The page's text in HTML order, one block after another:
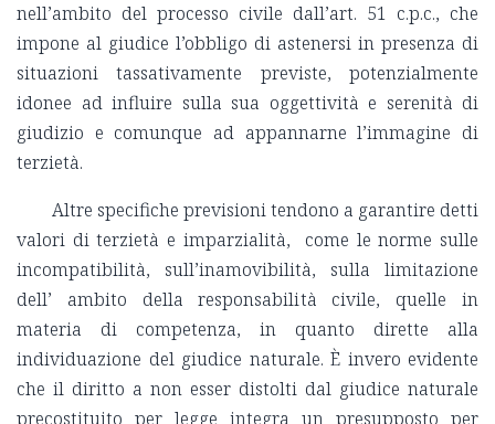
nell’ambito del processo civile dall’art. 51 c.p.c., che
impone al giudice l’obbligo di astenersi in presenza di
situazioni tassativamente previste, potenzialmente
idonee ad influire sulla sua oggettività e serenità di
giudizio e comunque ad appannarne l’immagine di
terzietà.
Altre specifiche previsioni tendono a garantire detti
valori di terzietà e imparzialità, come le norme sulle
incompatibilità, sull’inamovibilità, sulla limitazione
dell’ ambito della responsabilità civile, quelle in
materia di competenza, in quanto dirette alla
individuazione del giudice naturale. È invero evidente
che il diritto a non esser distolti dal giudice naturale
precostituito per legge integra un presupposto per